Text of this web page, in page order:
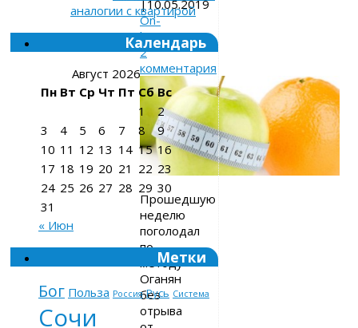
|10.05.2019
On-
line
2
комментария
Прошедшую
неделю
поголодал
по
методу
Оганян
без
отрыва
аналогии с квартирой
Календарь
Август 2026
Пн Вт Ср Чт Пт Сб Вс
1
2
3
4 5 6 7 8
9
10 11 12 13 14 15 16
17 18 19 20 21 22 23
24 25 26 27 28 29 30
31
« Июн
Метки
Бог Польза Россия Русь Система
Сочи